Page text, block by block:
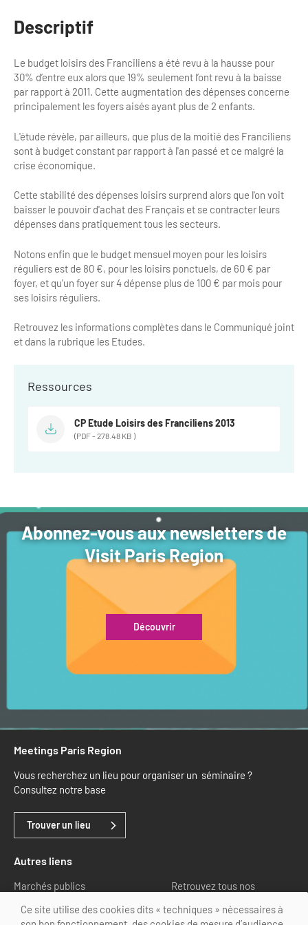
Améliorer l’expérience de vos visiteurs
Besoins et attentes des visiteurs
Améliorer la qualité
Partage d'expériences professionnelles
Labels, Certifications et Normes
Tourisme & Handicap
Nos publics en situation de handicap
Comment se rendre accessible?
Annuaire accessibilité
L'organisation du label
S'investir dans le label
Incentive et team building
Logistique
Guides et interprètes
Autocaristes/Transporteurs/transféristes
Destination Groupes
Magazine Paris Region
Inscription à la newsletter
Descriptif
Le budget loisirs des Franciliens a été revu à la hausse pour
30% d’entre eux alors que 19% seulement l’ont revu à la baisse
par rapport à 2011. Cette augmentation des dépenses concerne
principalement les foyers aisés ayant plus de 2 enfants.
L'étude révèle, par ailleurs, que plus de la moitié des Franciliens
sont à budget constant par rapport à l'an passé et ce malgré la
crise économique.
Cette stabilité des dépenses loisirs surprend alors que l'on voit
baisser le pouvoir d'achat des Français et se contracter leurs
dépenses dans pratiquement tous les secteurs.
Notons enfin que le budget mensuel moyen pour les loisirs
réguliers est de 80 €, pour les loisirs ponctuels, de 60 € par
foyer, et qu'un foyer sur 4 dépense plus de 100 € par mois pour
ses loisirs réguliers.
Retrouvez les informations complètes dans le Communiqué joint
et dans la rubrique les Etudes.
Ressources
CP Etude Loisirs des Franciliens 2013
(PDF - 278.48 KB )
Abonnez-vous aux newsletters de
Visit Paris Region
Découvrir
Meetings Paris Region
Vous recherchez un lieu pour organiser un séminaire ?
Consultez notre base
Trouver un lieu
Autres liens
Marchés publics
Retrouvez tous nos
Ce site utilise des cookies dits « techniques » nécessaires à